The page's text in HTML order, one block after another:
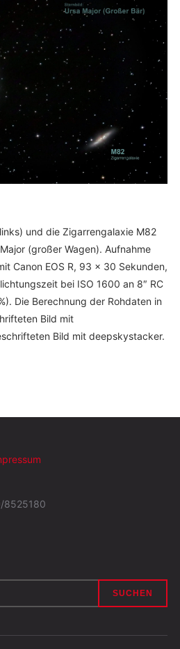
und die Zigarrengalaxie M82
(großer Wagen). Aufnahme
Canon EOS R, 93 x 30 Sekunden,
bei ISO 1600 an 8″ RC
Die Berechnung der Rohdaten in
Bild mit
Bild mit deepskystacker.
8525180